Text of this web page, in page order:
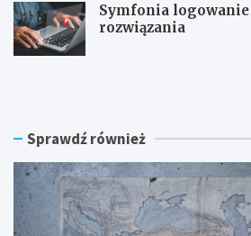
Symfonia
rozwiązania
W
n
s
S
y
e
j
Sprawdź również